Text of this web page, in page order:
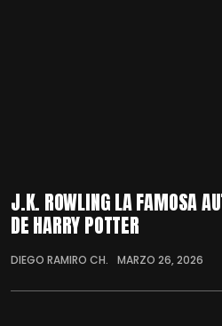
J.K. ROWLING LA FAMOSA
DE HARRY POTTER
DIEGO RAMIRO CH. MARZO 26, 2026